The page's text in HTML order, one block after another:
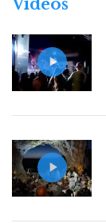
Vídeos